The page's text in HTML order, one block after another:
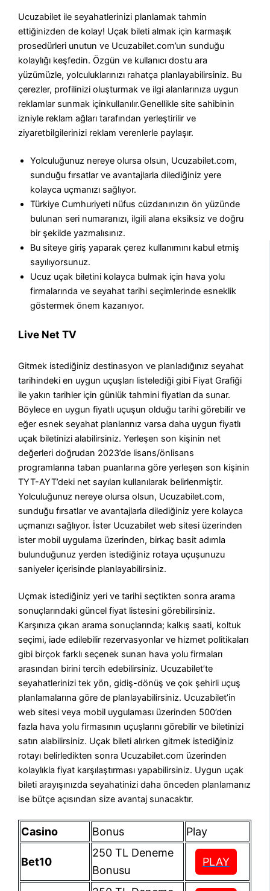
Ucuzabilet ile seyahatlerinizi planlamak tahmin
ettiğinizden de kolay! Uçak bileti almak için karmaşık
prosedürleri unutun ve Ucuzabilet.com’un sunduğu
kolaylığı keşfedin. Özgün ve kullanıcı dostu ara
yüzümüzle, yolculuklarınızı rahatça planlayabilirsiniz. Bu
çerezler, profilinizi oluşturmak ve ilgi alanlarınıza uygun
reklamlar sunmak içinkullanılır.Genellikle site sahibinin
izniyle reklam ağları tarafından yerleştirilir ve
ziyaretbilgilerinizi reklam verenlerle paylaşır.
Yolculuğunuz nereye olursa olsun, Ucuzabilet.com,
sunduğu fırsatlar ve avantajlarla dilediğiniz yere
kolayca uçmanızı sağlıyor.
Türkiye Cumhuriyeti nüfus cüzdanınızın ön yüzünde
bulunan seri numaranızı, ilgili alana eksiksiz ve doğru
bir şekilde yazmalısınız.
Bu siteye giriş yaparak çerez kullanımını kabul etmiş
sayılıyorsunuz.
Ucuz uçak biletini kolayca bulmak için hava yolu
firmalarında ve seyahat tarihi seçimlerinde esneklik
göstermek önem kazanıyor.
Live Net TV
Gitmek istediğiniz destinasyon ve planladığınız seyahat
tarihindeki en uygun uçuşları listelediği gibi Fiyat Grafiği
ile yakın tarihler için günlük tahmini fiyatları da sunar.
Böylece en uygun fiyatlı uçuşun olduğu tarihi görebilir ve
eğer esnek seyahat planlarınız varsa daha uygun fiyatlı
uçak biletinizi alabilirsiniz. Yerleşen son kişinin net
değerleri doğrudan 2023’de lisans/önlisans
programlarına taban puanlarına göre yerleşen son kişinin
TYT-AYT’deki net sayıları kullanılarak belirlenmiştir.
Yolculuğunuz nereye olursa olsun, Ucuzabilet.com,
sunduğu fırsatlar ve avantajlarla dilediğiniz yere kolayca
uçmanızı sağlıyor. İster Ucuzabilet web sitesi üzerinden
ister mobil uygulama üzerinden, birkaç basit adımla
bulunduğunuz yerden istediğiniz rotaya uçuşunuzu
saniyeler içerisinde planlayabilirsiniz.
Uçmak istediğiniz yeri ve tarihi seçtikten sonra arama
sonuçlarındaki güncel fiyat listesini görebilirsiniz.
Karşınıza çıkan arama sonuçlarında; kalkış saati, koltuk
seçimi, iade edilebilir rezervasyonlar ve hizmet politikaları
gibi birçok farklı seçenek sunan hava yolu firmaları
arasından birini tercih edebilirsiniz. Ucuzabilet’te
seyahatlerinizi tek yön, gidiş-dönüş ve çok şehirli uçuş
planlamalarına göre de planlayabilirsiniz. Ucuzabilet’in
web sitesi veya mobil uygulaması üzerinden 500’den
fazla hava yolu firmasının uçuşlarını görebilir ve biletinizi
satın alabilirsiniz. Uçak bileti alırken gitmek istediğiniz
rotayı belirledikten sonra Ucuzabilet.com üzerinden
kolaylıkla fiyat karşılaştırması yapabilirsiniz. Uygun uçak
bileti arayışınızda seyahatinizi daha önceden planlamanız
ise bütçe açısından size avantaj sunacaktır.
Casino Bonus Play
Bet10
250 TL Deneme
Bonusu
PLAY